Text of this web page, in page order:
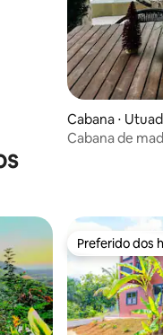
Cabana ⋅
Cabana de
Preferido dos
Preferido dos